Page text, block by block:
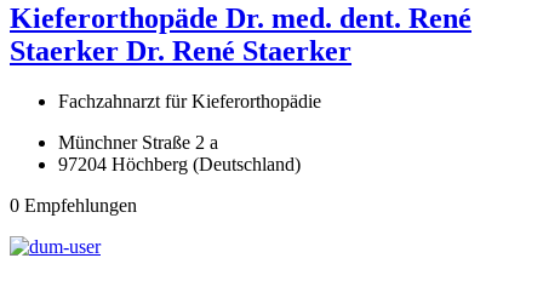
Kieferorthopäde Dr. med. dent. René
Staerker Dr. René Staerker
Fachzahnarzt für Kieferorthopädie
Münchner Straße 2 a
97204 Höchberg (Deutschland)
0 Empfehlungen